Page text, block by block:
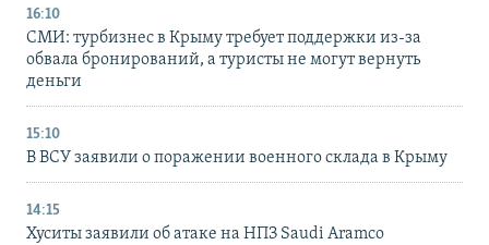
16:10
СМИ: турбизнес в Крыму требует поддержки из-за
обвала бронирований, а туристы не могут вернуть
деньги
15:10
В ВСУ заявили о поражении военного склада в Крыму
14:15
Хуситы заявили об атаке на НПЗ Saudi Aramco